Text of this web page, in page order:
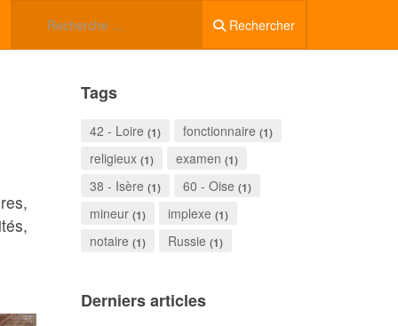
Rechercher
Tags
42 - Loire (1) fonctionnaire (1)
religieux (1) examen (1)
38 - Isère (1) 60 - Oise (1)
mineur (1) implexe (1)
notaire (1) Russie (1)
Derniers articles